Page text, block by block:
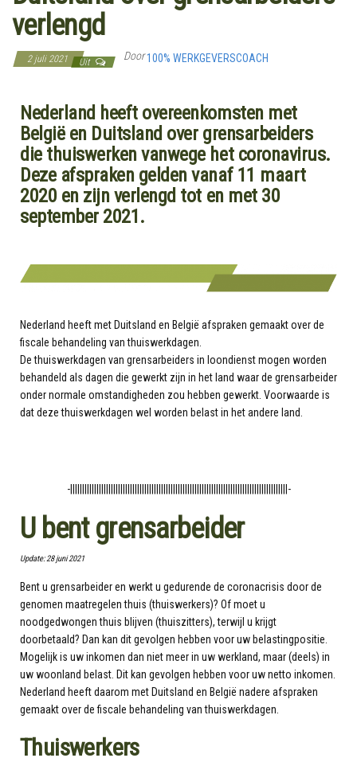
verlengd
2 juli 2021 Uit Door100% WERKGEVERSCOACH
Nederland heeft overeenkomsten met
België en Duitsland over grensarbeiders
die thuiswerken vanwege het coronavirus.
Deze afspraken gelden vanaf 11 maart
2020 en zijn verlengd tot en met 30
september 2021.
Nederland heeft met Duitsland en België afspraken gemaakt over de
fiscale behandeling van thuiswerkdagen.
De thuiswerkdagen van grensarbeiders in loondienst mogen worden
behandeld als dagen die gewerkt zijn in het land waar de grensarbeider
onder normale omstandigheden zou hebben gewerkt. Voorwaarde is
dat deze thuiswerkdagen wel worden belast in het andere land.
-|||||||||||||||||||||||||||||||||||||||||||||||||||||||||||||||||||||||||||||||||||||||||||-
U bent grensarbeider
Update: 28 juni 2021
Bent u grensarbeider en werkt u gedurende de coronacrisis door de
genomen maatregelen thuis (thuiswerkers)? Of moet u
noodgedwongen thuis blijven (thuiszitters), terwijl u krijgt
doorbetaald? Dan kan dit gevolgen hebben voor uw belastingpositie.
Mogelijk is uw inkomen dan niet meer in uw werkland, maar (deels) in
uw woonland belast. Dit kan gevolgen hebben voor uw netto inkomen.
Nederland heeft daarom met Duitsland en België nadere afspraken
gemaakt over de fiscale behandeling van thuiswerkdagen.
Thuiswerkers